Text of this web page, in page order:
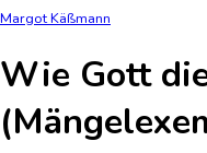
Margot Käßmann
Wie Gott